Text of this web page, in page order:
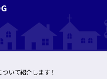
いて紹介します！